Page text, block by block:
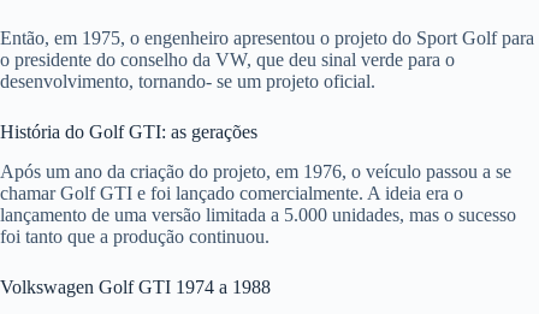
Então, em 1975, o engenheiro apresentou o projeto do Sport Golf para
o presidente do conselho da VW, que deu sinal verde para o
desenvolvimento, tornando- se um projeto oficial.
História do Golf GTI: as gerações
Após um ano da criação do projeto, em 1976, o veículo passou a se
chamar Golf GTI e foi lançado comercialmente. A ideia era o
lançamento de uma versão limitada a 5.000 unidades, mas o sucesso
foi tanto que a produção continuou.
Volkswagen Golf GTI 1974 a 1988